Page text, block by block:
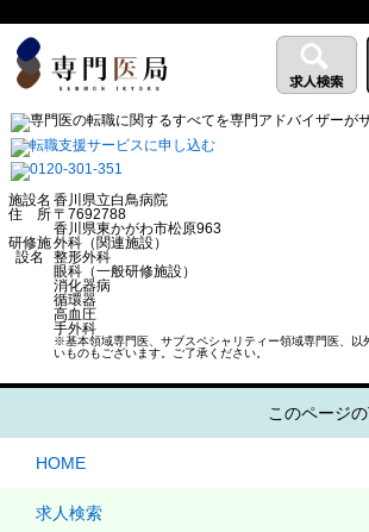
施設名 香川県立白鳥病院
住 所〒7692788
香川県東かがわ市松原963
研修施
設名
外科（関連施設）
整形外科
眼科（一般研修施設）
消化器病
循環器
高血圧
手外科
※基本領域専門医、サブスペシャリティー領域専門医、以
いものもございます。ご了承ください。
このページ
HOME
求人検索